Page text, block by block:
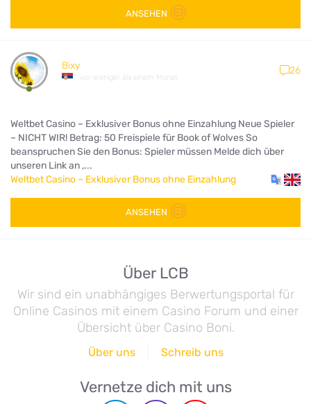
ANSEHEN
Bixy
vor weniger als einem Monat
26
Weltbet Casino – Exklusiver Bonus ohne Einzahlung Neue Spieler
– NICHT WIR! Betrag: 50 Freispiele für Book of Wolves So
beanspruchen Sie den Bonus: Spieler müssen Melde dich über
unseren Link an ,...
Weltbet Casino – Exklusiver Bonus ohne Einzahlung
ANSEHEN
Über LCB
Wir sind ein unabhängiges Berwertungsportal für
Online Casinos mit einem Casino Forum und einer
Übersicht über Casino Boni.
Über uns Schreib uns
Vernetze dich mit uns